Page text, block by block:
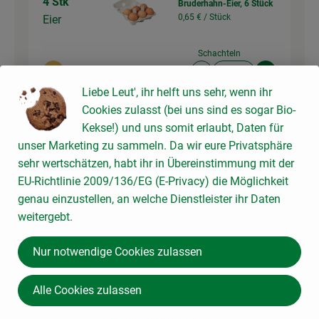
Eier
Bruderhahn-Eier, 6 Stück
0,65 € / Stück
Schachteln
Gesamtpreis: 3,90 €
Du hast sicher:
1 Stk
Baguette
9,86 € /
Liebe Leut', ihr helft uns sehr, wenn ihr
Cookies zulasst (bei uns sind es sogar Bio-
Kekse!) und uns somit erlaubt, Daten für
unser Marketing zu sammeln. Da wir eure Privatsphäre
sehr wertschätzen, habt ihr in Übereinstimmung mit der
EU-Richtlinie 2009/136/EG (E-Privacy) die Möglichkeit
genau einzustellen, an welche Dienstleister ihr Daten
weitergebt.
Nur notwendige Cookies zulassen
Alle Cookies zulassen